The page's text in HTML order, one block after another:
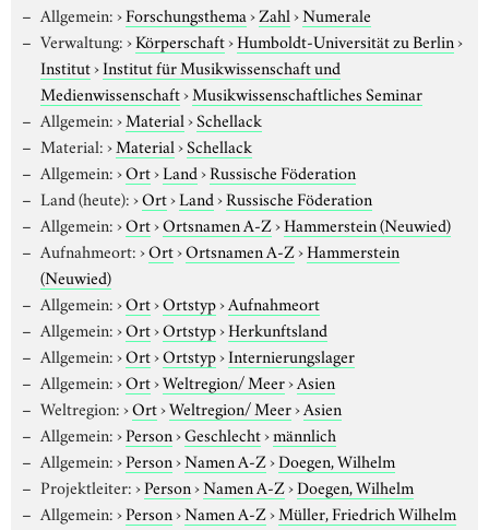
Allgemein:›Forschungsthema›Zahl›Numerale
Verwaltung:›Körperschaft›Humboldt-Universität zu Berlin›
Institut›Institut für Musikwissenschaft und
Medienwissenschaft›Musikwissenschaftliches Seminar
Allgemein:›Material›Schellack
Material:›Material›Schellack
Allgemein:›Ort›Land›Russische Föderation
Land (heute):›Ort›Land›Russische Föderation
Allgemein:›Ort›Ortsnamen A-Z›Hammerstein (Neuwied)
Aufnahmeort:›Ort›Ortsnamen A-Z›Hammerstein
(Neuwied)
Allgemein:›Ort›Ortstyp›Aufnahmeort
Allgemein:›Ort›Ortstyp›Herkunftsland
Allgemein:›Ort›Ortstyp›Internierungslager
Allgemein:›Ort›Weltregion/ Meer›Asien
Weltregion:›Ort›Weltregion/ Meer›Asien
Allgemein:›Person›Geschlecht›männlich
Allgemein:›Person›Namen A-Z›Doegen, Wilhelm
Projektleiter:›Person›Namen A-Z›Doegen, Wilhelm
Allgemein:›Person›Namen A-Z›Müller, Friedrich Wilhelm